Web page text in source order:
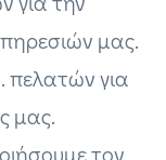
μας.
πελατών για
μας.
τον